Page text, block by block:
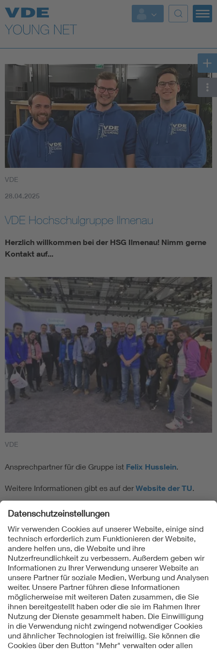
Top Themen
Fokusthemen
Energy
AI & Digital Trust
Health
Energy efficiency
Functional safety
VDE
28.04.2025
VDE Hochschulgruppe Ilmenau
Herzlich willkommen bei der HSG Ilmenau! Nimm gerne
Kontakt auf...
VDE
Ansprechpartner für die Gruppe ist Felix Husslein.
Weitere Informationen gibt es auf derWebsite der TU.
Folgen Sie uns
Kontakte
Service